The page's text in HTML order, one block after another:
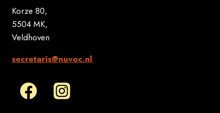
Korze 80,
5504 MK,
Veldhoven
secretaris@nuvoc.nl